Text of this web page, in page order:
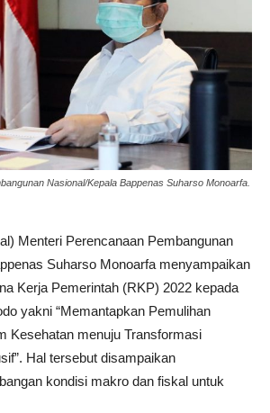
Nasional/Kepala Bappenas Suharso Monoarfa.
Menteri Perencanaan Pembangunan
Suharso Monoarfa menyampaikan
Kerja Pemerintah (RKP) 2022 kepada
yakni “Memantapkan Pemulihan
Kesehatan menuju Transformasi
Hal tersebut disampaikan
kondisi makro dan fiskal untuk